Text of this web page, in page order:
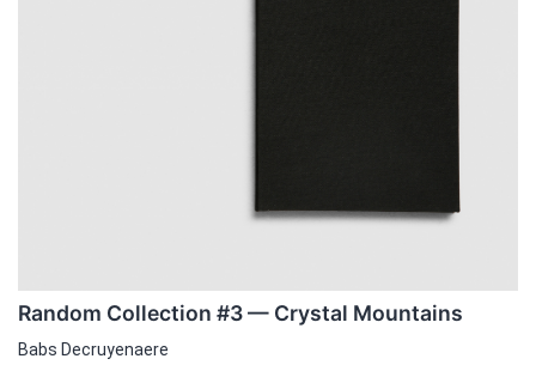
Random Collection #3 — Crystal Mountains
Babs Decruyenaere